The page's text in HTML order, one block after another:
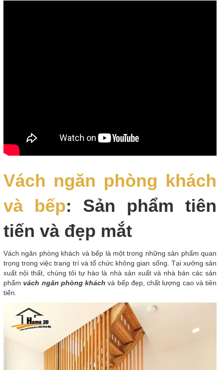
Vách ngăn phòng khách
và bếp: Sản phẩm tiên
tiến và đẹp mắt
Vách ngăn phòng khách và bếp là một trong những sản phẩm quan
trọng trong việc trang trí và tổ chức không gian sống. Tại xưởng sản
xuất nội thất, chúng tôi tự hào là nhà sản xuất và nhà bán các sản
phẩmvách ngăn phòng khách và bếp đẹp, chất lượng cao và tiên
tiến.